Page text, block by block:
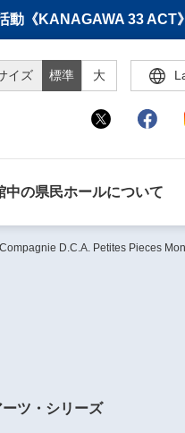
《KANAGAWA 33 ACT
イズ 標準 大
中の県民ホールについて
D.C.A. Petites Pieces
ツ・シリーズ